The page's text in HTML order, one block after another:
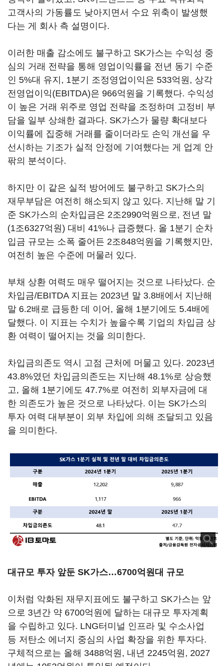
고객사의 가동률도 낮아지면서 수요 위축이 발생했
다는 게 회사 측 설명이다.
이러한 매출 감소에도 불구하고 SK가스는 수익성 중
심의 거래 전략을 통해 영업이익률을 전년 동기 수준
인 5%대 유지, 1분기 조정영업이익은 533억원, 상각
전영업이익(EBITDA)은 966억원을 기록했다. 수익성
이 높은 거래 위주로 영업 전략을 조정하며 고정비 부
담을 일부 상쇄한 결과다. SK가스가 물량 확대보다
이익률에 집중해 거래를 줄이더라도 손익 개선을 우
선시하는 기조가 실적 안정에 기여했다는 게 업계 안
팎의 분석이다.
하지만 이 같은 실적 방어에도 불구하고 SK가스의
재무부담은 여전히 해소되지 않고 있다. 지난해 말 기
준 SK가스의 순차입금은 2조2990억원으로, 전년 말
(1조6327억원) 대비 41%나 급증했다. 올 1분기 순차
입금 규모는 소폭 줄어든 2조848억원을 기록했지만,
여전히 높은 수준에 머물러 있다.
부채 상환 여력도 매우 떨어지는 것으로 나타났다. 순
차입금/EBITDA 지표는 2023년 말 3.8배에서 지난해
말 6.2배로 급등한 데 이어, 올해 1분기에도 5.4배에
달했다. 이 지표는 수치가 높을수록 기업의 차입금 상
환 여력이 떨어지는 것을 의미한다.
차입금의존도 역시 고점 근처에 머물고 있다. 2023년
43.8%였던 차입금의존도는 지난해 48.1%로 상승했
고, 올해 1분기에도 47.7%로 여전히 외부자금에 대
한 의존도가 높은 것으로 나타났다. 이는 SK가스의
투자 여력 대부분이 외부 차입에 의해 조달되고 있음
을 의미한다.
대규모 투자 앞둔 SK가스…6700억원대 규모
이처럼 악화된 재무지표에도 불구하고 SK가스는 앞
으로 3년간 약 6700억원에 달하는 대규모 투자계획
을 수립하고 있다. LNG터미널 인프라 및 수소사업
등 저탄소 에너지 중심의 사업 확장을 위한 투자다.
구체적으로는 올해 3488억원, 내년 2245억원, 2027